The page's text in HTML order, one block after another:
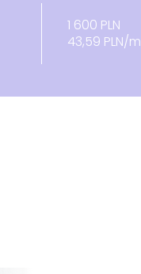
1 600 PLN
43,59 PLN/m